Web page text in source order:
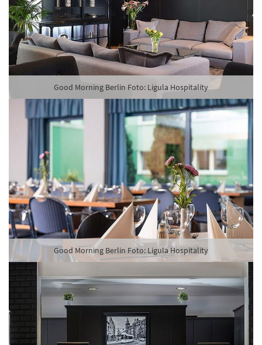
Good Morning Berlin Foto: Ligula Hospitality
Good Morning Berlin Foto: Ligula Hospitality